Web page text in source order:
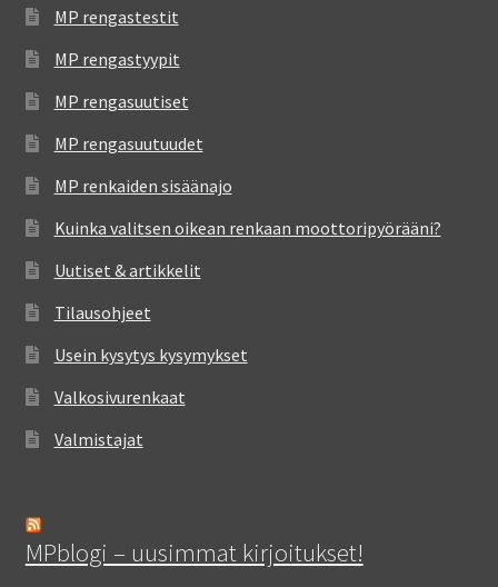
MP rengastestit
MP rengastyypit
MP rengasuutiset
MP rengasuutuudet
MP renkaiden sisäänajo
Kuinka valitsen oikean renkaan moottoripyörääni?
Uutiset & artikkelit
Tilausohjeet
Usein kysytys kysymykset
Valkosivurenkaat
Valmistajat
MPblogi – uusimmat kirjoitukset!